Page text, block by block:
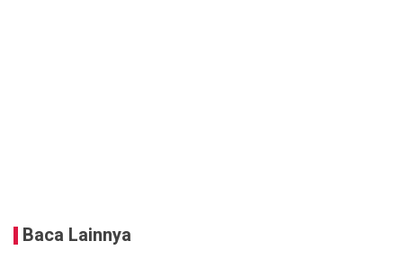
Baca Lainnya